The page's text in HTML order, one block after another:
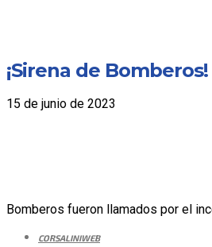
¡Sirena de Bomberos!
15 de junio de 2023
Bomberos fueron llamados por el
CORSALINIWEB